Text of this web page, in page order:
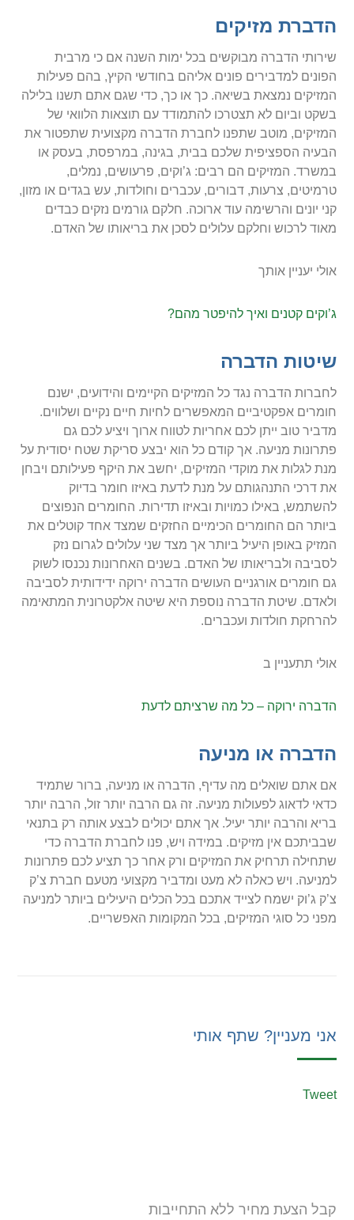
הדברת מזיקים
שירותי הדברה מבוקשים בכל ימות השנה אם כי מרבית
הפונים למדבירים פונים אליהם בחודשי הקיץ, בהם פעילות
המזיקים נמצאת בשיאה. כך או כך, כדי שגם אתם תשנו בלילה
בשקט וביום לא תצטרכו להתמודד עם תוצאות הלוואי של
המזיקים, מוטב שתפנו לחברת הדברה מקצועית שתפטור את
הבעיה הספציפית שלכם בבית, בגינה, במרפסת, בעסק או
במשרד. המזיקים הם רבים: ג’וקים, פרעושים, נמלים,
טרמיטים, צרעות, דבורים, עכברים וחולדות, עש בגדים או מזון,
קני יונים והרשימה עוד ארוכה. חלקם גורמים נזקים כבדים
מאוד לרכוש וחלקם עלולים לסכן את בריאותו של האדם.
אולי יעניין אותך
ג’וקים קטנים ואיך להיפטר מהם?
שיטות הדברה
לחברות הדברה נגד כל המזיקים הקיימים והידועים, ישנם
חומרים אפקטיביים המאפשרים לחיות חיים נקיים ושלווים.
מדביר טוב ייתן לכם אחריות לטווח ארוך ויציע לכם גם
פתרונות מניעה. אך קודם כל הוא יבצע סריקת שטח יסודית על
מנת לגלות את מוקדי המזיקים, יחשב את היקף פעילותם ויבחן
את דרכי התנהגותם על מנת לדעת באיזו חומר בדיוק
להשתמש, באילו כמויות ובאיזו תדירות. החומרים הנפוצים
ביותר הם החומרים הכימיים החזקים שמצד אחד קוטלים את
המזיק באופן היעיל ביותר אך מצד שני עלולים לגרום נזק
לסביבה ולבריאותו של האדם. בשנים האחרונות נכנסו לשוק
גם חומרים אורגניים העושים הדברה ירוקה ידידותית לסביבה
ולאדם. שיטת הדברה נוספת היא שיטה אלקטרונית המתאימה
להרחקת חולדות ועכברים.
אולי תתעניין ב
הדברה ירוקה – כל מה שרציתם לדעת
הדברה או מניעה
אם אתם שואלים מה עדיף, הדברה או מניעה, ברור שתמיד
כדאי לדאוג לפעולות מניעה. זה גם הרבה יותר זול, הרבה יותר
בריא והרבה יותר יעיל. אך אתם יכולים לבצע אותה רק בתנאי
שבביתכם אין מזיקים. במידה ויש, פנו לחברת הדברה כדי
שתחילה תרחיק את המזיקים ורק אחר כך תציע לכם פתרונות
למניעה. ויש כאלה לא מעט ומדביר מקצועי מטעם חברת צ’ק
צ’ק ג’וק ישמח לצייד אתכם בכל הכלים היעילים ביותר למניעה
מפני כל סוגי המזיקים, בכל המקומות האפשריים.
אני מעניין? שתף אותי
Tweet
קבל הצעת מחיר ללא התחייבות